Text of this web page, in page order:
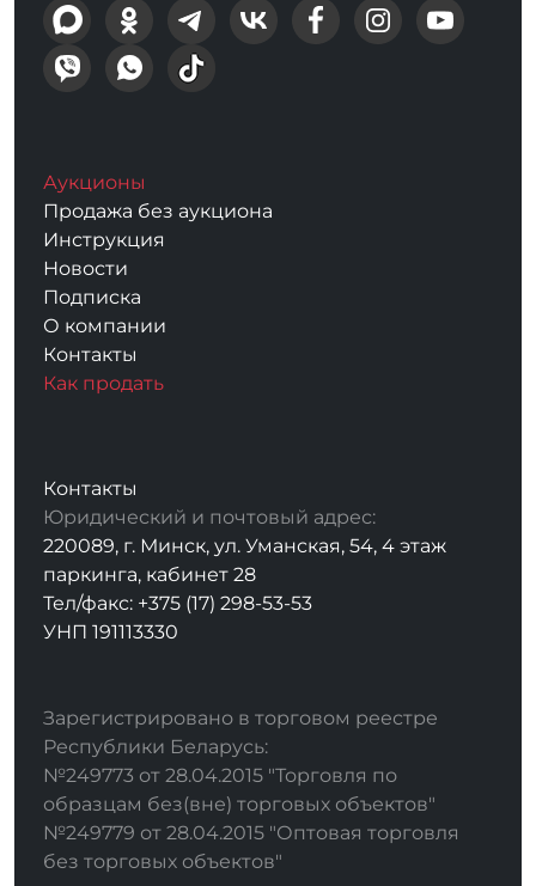
Аукционы
Продажа без аукциона
Инструкция
Новости
Подписка
О компании
Контакты
Как продать
Контакты
Юридический и почтовый адрес:
220089, г. Минск, ул. Уманская, 54, 4 этаж
паркинга, кабинет 28
Тел/факс: +375 (17) 298-53-53
УНП 191113330
Зарегистрировано в торговом реестре
Республики Беларусь:
№249773 от 28.04.2015 "Торговля по
образцам без(вне) торговых объектов"
№249779 от 28.04.2015 "Оптовая торговля
без торговых объектов"